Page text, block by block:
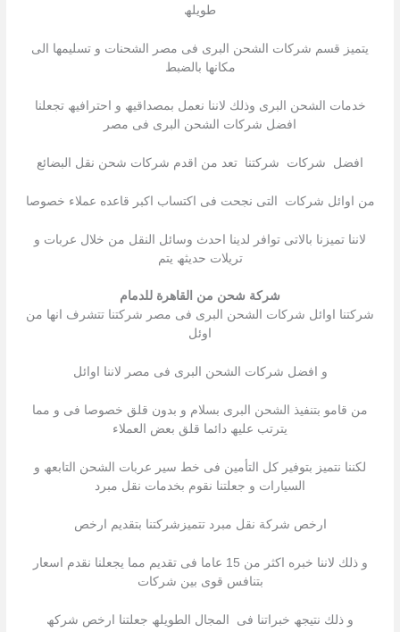
طویلھ
یتمیز قسم شركات الشحن البرى فى مصر الشحنات و تسلیمھا الى
مكانھا بالضبط
خدمات الشحن البرى وذلك لاننا نعمل بمصداقیھ و احترافیھ تجعلنا
افضل شركات الشحن البرى فى مصر
افضل شركات شركتنا تعد من اقدم شركات شحن نقل البضائع
من اوائل شركات التى نجحت فى اكتساب اكبر قاعده عملاء خصوصا
لاننا تمیزنا بالاتى توافر لدینا احدث وسائل النقل من خلال عربات و
تریلات حدیثھ یتم
شركة شحن من القاهرة للدمام
شركتنا اوائل شركات الشحن البرى فى مصر شركتنا تتشرف انھا من
اوئل
و افضل شركات الشحن البرى فى مصر لاننا اوائل
من قامو بتنفیذ الشحن البرى بسلام و بدون قلق خصوصا فى و مما
یترتب علیھ دائما قلق بعض العملاء
لكننا نتمیز بتوفیر كل التأمین فى خط سیر عربات الشحن التابعھ و
السیارات و جعلتنا نقوم بخدمات نقل مبرد
ارخص شركة نقل مبرد تتمیزشركتنا بتقدیم ارخص
و ذلك لاننا خبره اكثر من 15 عاما فى تقدیم مما یجعلنا نقدم اسعار
بتنافس قوى بین شركات
و ذلك نتیجھ خبراتنا فى المجال الطویلھ جعلتنا ارخص شركھ